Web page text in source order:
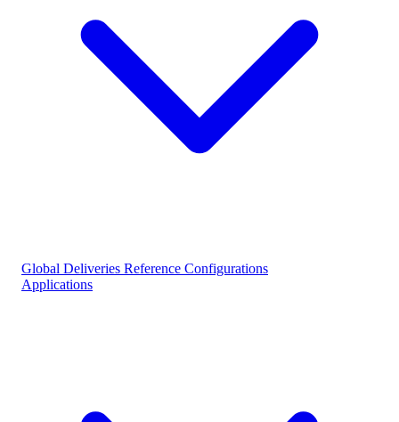
Global Deliveries Reference Configurations
Applications